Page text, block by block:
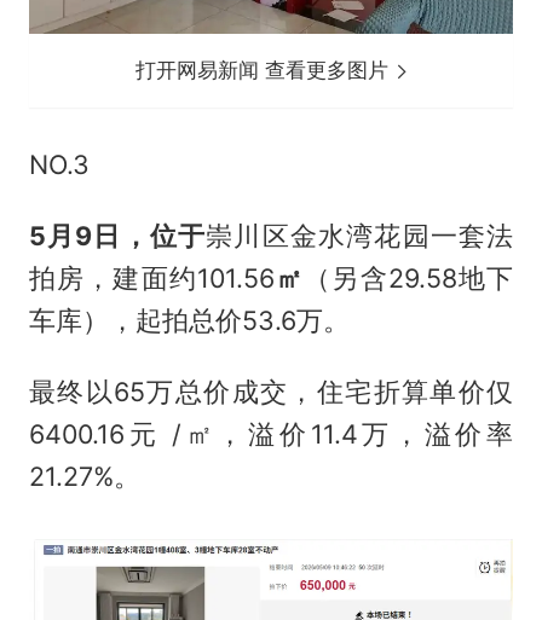
打开网易新闻 查看更多图片
NO.3
5月9日，位于崇川区金水湾花园一套法
拍房，建面约101.56㎡
（另含29.58地下
车库），起拍总价53.6万。
最终以65万总价成交，住宅折算单价仅
6400.16元 /㎡，溢价11.4万，溢价率
21.27%。